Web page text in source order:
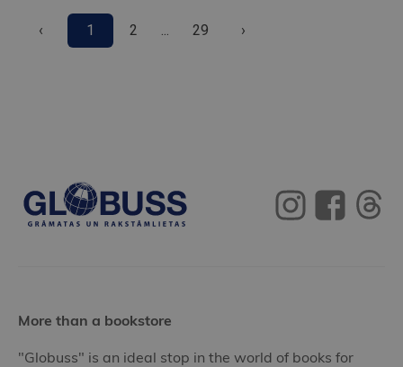
‹ 1 2 29 ›
More than a bookstore
"Globuss" is an ideal stop in the world of books for